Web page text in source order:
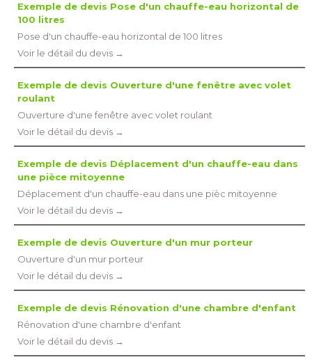
Exemple de devis Pose d'un chauffe-eau horizontal de
100 litres
Pose d'un chauffe-eau horizontal de 100 litres
Voir le détail du devis →
Exemple de devis Ouverture d'une fenêtre avec volet
roulant
Ouverture d'une fenêtre avec volet roulant
Voir le détail du devis →
Exemple de devis Déplacement d'un chauffe-eau dans
une pièce mitoyenne
Déplacement d'un chauffe-eau dans une pièc mitoyenne
Voir le détail du devis →
Exemple de devis Ouverture d'un mur porteur
Ouverture d'un mur porteur
Voir le détail du devis →
Exemple de devis Rénovation d'une chambre d'enfant
Rénovation d'une chambre d'enfant
Voir le détail du devis →